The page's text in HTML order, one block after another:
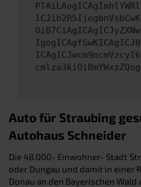
Auto für Straubing
Autohaus Schneider
Die 48.000- Einwohner- Stadt
oder Dungau und damit in einer
Donau an den Bayerischen